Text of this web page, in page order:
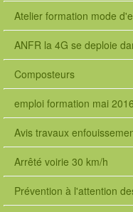
Atelier formation mode
ANFR la 4G se deploie
Composteurs
emploi formation mai 2016
Avis travaux
Arrêté voirie 30 km/h
Prévention à l'attention